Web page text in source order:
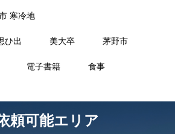
寒冷地
ひ出 美大卒 茅野市
電子書籍 食事
頼可能エリア